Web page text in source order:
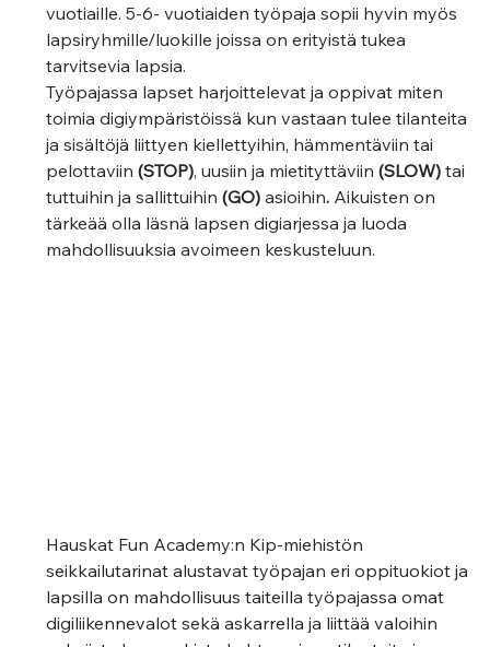
vuotiaille. 5-6- vuotiaiden työpaja sopii hyvin myös
lapsiryhmille/luokille joissa on erityistä tukea
tarvitsevia lapsia.
Työpajassa lapset harjoittelevat ja oppivat miten
toimia digiympäristöissä kun vastaan tulee tilanteita
ja sisältöjä liittyen kiellettyihin, hämmentäviin tai
pelottaviin (STOP), uusiin ja mietityttäviin (SLOW) tai
tuttuihin ja sallittuihin (GO) asioihin. Aikuisten on
tärkeää olla läsnä lapsen digiarjessa ja luoda
mahdollisuuksia avoimeen keskusteluun.
Hauskat Fun Academy:n Kip-miehistön
seikkailutarinat alustavat työpajan eri oppituokiot ja
lapsilla on mahdollisuus taiteilla työpajassa omat
digiliikennevalot sekä askarrella ja liittää valoihin